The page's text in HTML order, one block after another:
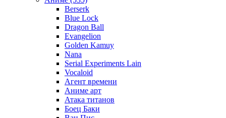
Berserk
Blue Lock
Dragon Ball
Evangelion
Golden Kamuy
Nana
Serial Experiments Lain
Vocaloid
Агент времени
Аниме арт
Атака титанов
Боец Баки